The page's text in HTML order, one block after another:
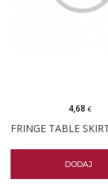
4,68€
DODAJ